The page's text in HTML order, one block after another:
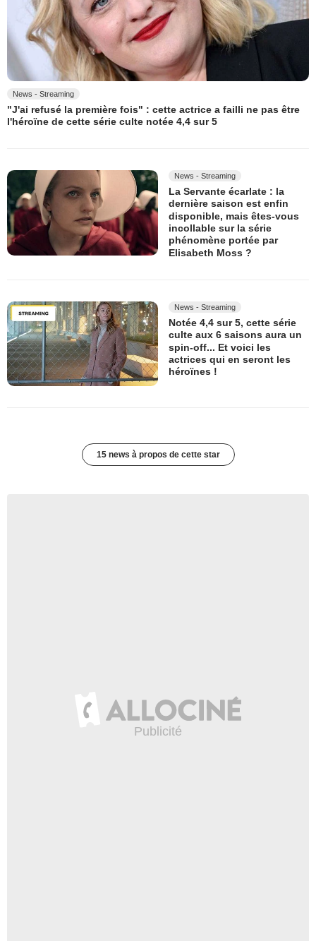
News - Streaming
"J'ai refusé la première fois" : cette actrice a failli ne pas être
l'héroïne de cette série culte notée 4,4 sur 5
News - Streaming
La Servante écarlate : la
dernière saison est enfin
disponible, mais êtes-vous
incollable sur la série
phénomène portée par
Elisabeth Moss ?
News - Streaming
Notée 4,4 sur 5, cette série
culte aux 6 saisons aura un
spin-off... Et voici les
actrices qui en seront les
héroïnes !
15 news à propos de cette star